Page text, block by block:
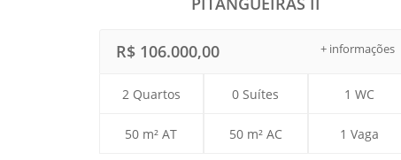
+ informações
R$ 106.000,00
2 Quartos 0 Suítes 1 WC
50 m² AT 50 m² AC 1 Vaga